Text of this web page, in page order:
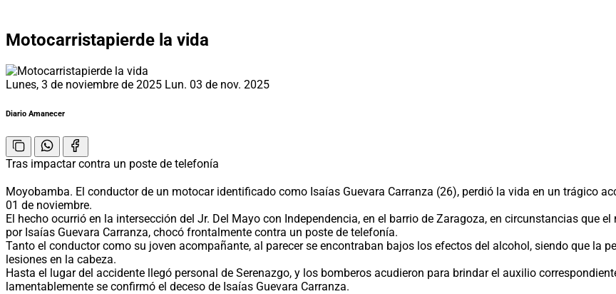
Motocarristapierde la vida
Lunes, 3 de noviembre de 2025 Lun. 03 de nov. 2025
Diario Amanecer
Tras impactar contra un poste de telefonía
Moyobamba. El conductor de un motocar identificado como Isaías Guevara Carranza (26), perdió la vida en un trágico
01 de noviembre.
El hecho ocurrió en la intersección del Jr. Del Mayo con Independencia, en el barrio de Zaragoza, en circunstancias que
por Isaías Guevara Carranza, chocó frontalmente contra un poste de telefonía.
Tanto el conductor como su joven acompañante, al parecer se encontraban bajos los efectos del alcohol, siendo que la
lesiones en la cabeza.
Hasta el lugar del accidente llegó personal de Serenazgo, y los bomberos acudieron para brindar el auxilio
lamentablemente se confirmó el deceso de Isaías Guevara Carranza.